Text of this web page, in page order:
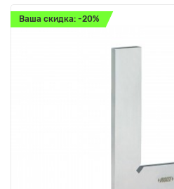
Ваша скидка: -20%